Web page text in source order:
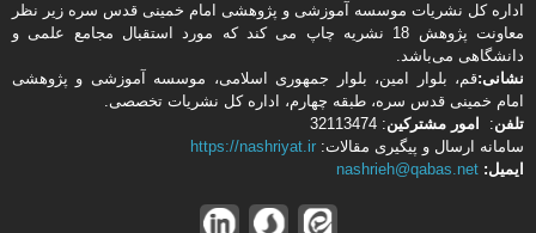
اداره كل نشریات موسسه آموزشی و پژوهشی امام خمینی قدس سره زیر نظر
معاونت پژوهش 18 نشریه چاپ می کند که مورد استقبال مجامع علمی و
دانشگاهی می‌باشد.
نشانی:قم، بلوار امین، بلوار جمهوری اسلامی، موسسه آموزشی و پژوهشی
امام خمینی قدس سره، طبقه چهارم، اداره كل نشریات تخصصی.
تلفن: امور مشتركین: 32113474
سامانه ارسال و پیگیری مقالات: https://nashriyat.ir
ایمیل: nashrieh@qabas.net